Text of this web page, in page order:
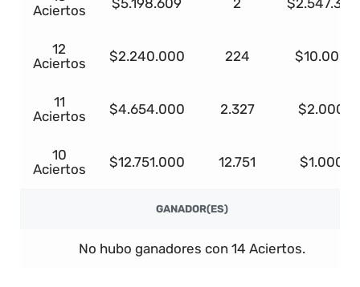
Aciertos
12
Aciertos
$2.240.000 224 $10.000
11
Aciertos
$4.654.000 2.327 $2.000
10
Aciertos
$12.751.000 12.751 $1.000
GANADOR(ES)
No hubo ganadores con 14 Aciertos.